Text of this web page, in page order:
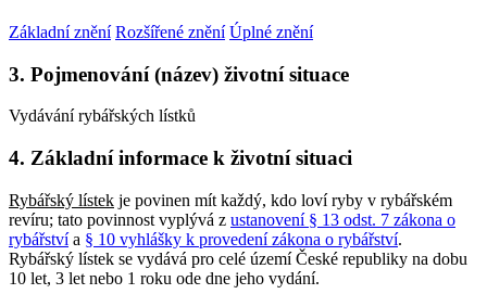
Základní znění Rozšířené znění Úplné znění
3. Pojmenování (název) životní situace
Vydávání rybářských lístků
4. Základní informace k životní situaci
Rybářský lístek je povinen mít každý, kdo loví ryby v rybářském
revíru; tato povinnost vyplývá z ustanovení § 13 odst. 7 zákona o
rybářstvía § 10 vyhlášky k provedení zákona o rybářství.
Rybářský lístek se vydává pro celé území České republiky na dobu
10 let, 3 let nebo 1 roku ode dne jeho vydání.